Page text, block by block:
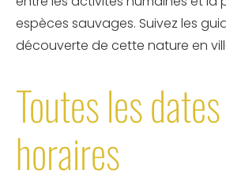
espèces sauvages. Suivez les
découverte de cette nature en
Toutes les
horaires